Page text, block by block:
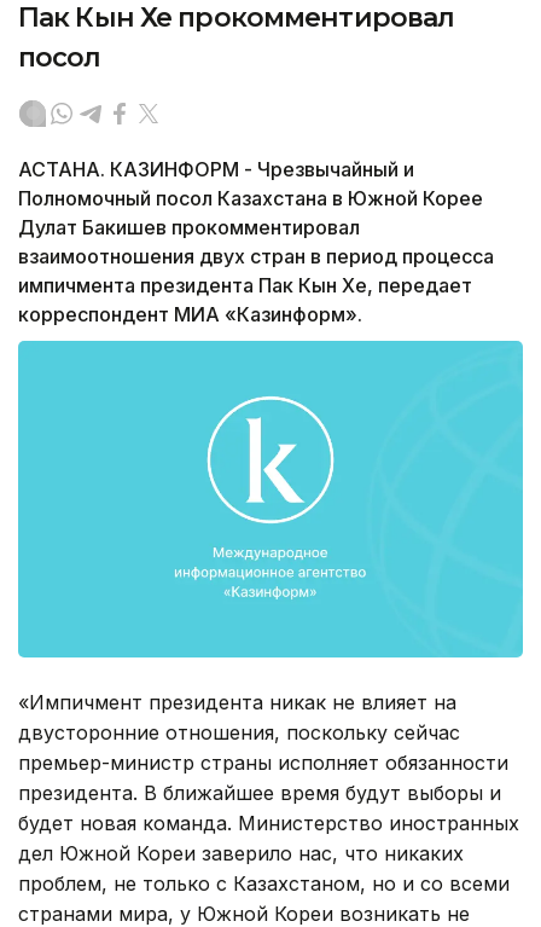
Пак Кын Хе прокомментировал
посол
АСТАНА. КАЗИНФОРМ - Чрезвычайный и
Полномочный посол Казахстана в Южной Корее
Дулат Бакишев прокомментировал
взаимоотношения двух стран в период процесса
импичмента президента Пак Кын Хе, передает
корреспондент МИА «Казинформ».
«Импичмент президента никак не влияет на
двусторонние отношения, поскольку сейчас
премьер-министр страны исполняет обязанности
президента. В ближайшее время будут выборы и
будет новая команда. Министерство иностранных
дел Южной Кореи заверило нас, что никаких
проблем, не только с Казахстаном, но и со всеми
странами мира, у Южной Кореи возникать не